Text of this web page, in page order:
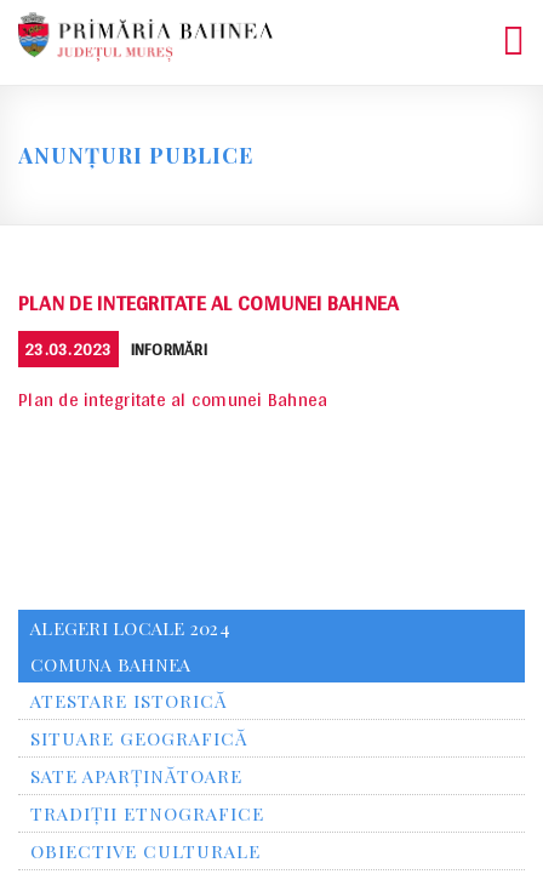
Skip
ANUNȚURI PUBLICE
PLAN DE INTEGRITATE AL COMUNEI BAHNEA
POSTED
ON
23.03.2023 CATEGORIES
INFORMĂRI
Plan de integritate al comunei Bahnea
ALEGERI LOCALE 2024
COMUNA BAHNEA
ATESTARE ISTORICĂ
SITUARE GEOGRAFICĂ
SATE APARȚINĂTOARE
TRADIȚII ETNOGRAFICE
OBIECTIVE CULTURALE